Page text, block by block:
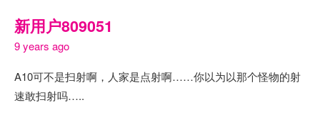
新用户809051
9 years ago
A10可不是扫射啊，人家是点射啊……你以为以那个怪物的射
速敢扫射吗…..